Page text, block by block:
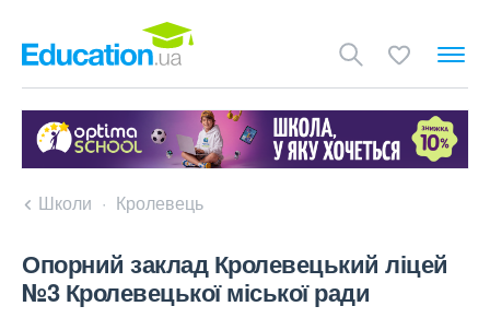
Школи Кролевець
Опорний заклад Кролевецький ліцей
№3 Кролевецької міської ради